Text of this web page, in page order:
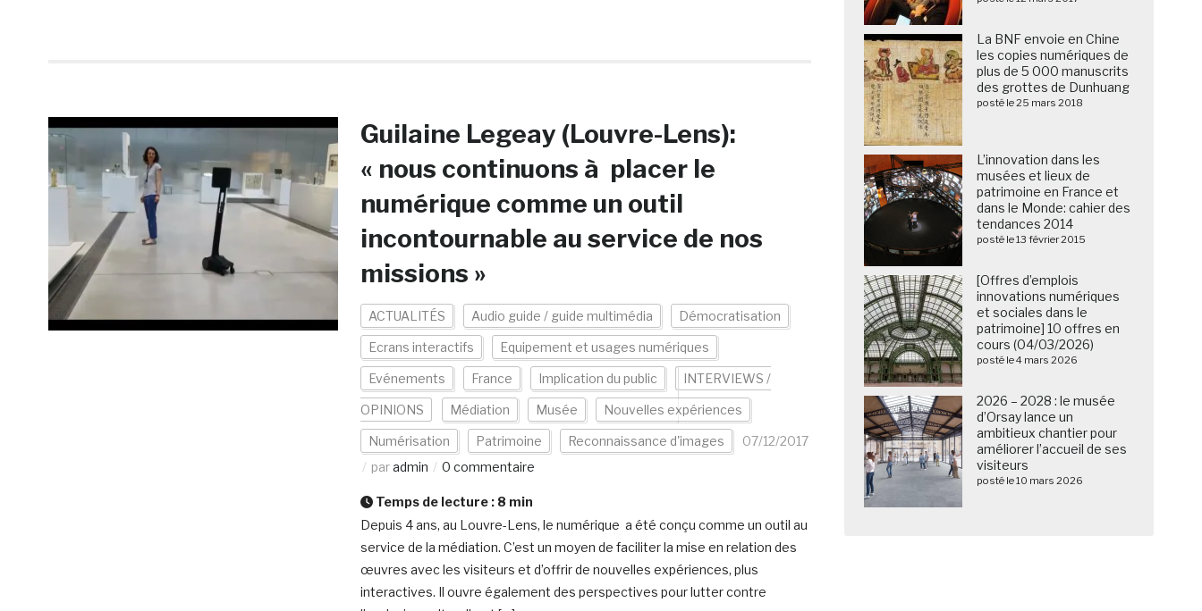
Guilaine Legeay (Louvre-Lens):
« nous continuons à placer le
numérique comme un outil
incontournable au service de nos
missions »
ACTUALITÉS Audio guide / guide multimédia Démocratisation
Ecrans interactifs Equipement et usages numériques
Evénements France Implication du public INTERVIEWS /
OPINIONS Médiation Musée Nouvelles expériences
Numérisation Patrimoine Reconnaissance d'images
07/12/2017
paradmin 0 commentaire
Temps de lecture : 8 min
Depuis 4 ans, au Louvre-Lens, le numérique a été conçu comme un outil au
service de la médiation. C’est un moyen de faciliter la mise en relation des
œuvres avec les visiteurs et d’offrir de nouvelles expériences, plus
interactives. Il ouvre également des perspectives pour lutter contre
La BNF envoie en Chine
les copies numériques de
plus de 5 000 manuscrits
des grottes de Dunhuang
posté le 25 mars 2018
L’innovation dans les
musées et lieux de
patrimoine en France et
dans le Monde: cahier des
tendances 2014
posté le 13 février 2015
[Offres d’emplois
innovations numériques
et sociales dans le
patrimoine] 10 offres en
cours (04/03/2026)
posté le 4 mars 2026
2026 – 2028 : le musée
d’Orsay lance un
ambitieux chantier pour
améliorer l’accueil de ses
visiteurs
posté le 10 mars 2026